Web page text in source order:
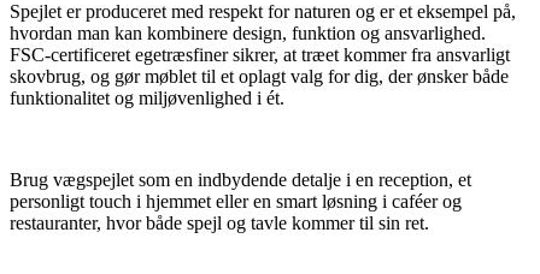
Spejlet er produceret med respekt for naturen og er et eksempel på,
hvordan man kan kombinere design, funktion og ansvarlighed.
FSC-certificeret egetræsfiner sikrer, at træet kommer fra ansvarligt
skovbrug, og gør møblet til et oplagt valg for dig, der ønsker både
funktionalitet og miljøvenlighed i ét.
Brug vægspejlet som en indbydende detalje i en reception, et
personligt touch i hjemmet eller en smart løsning i caféer og
restauranter, hvor både spejl og tavle kommer til sin ret.